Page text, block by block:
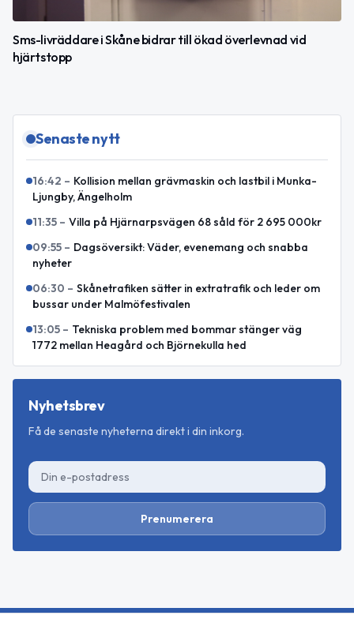
Sms-livräddare i Skåne bidrar till ökad överlevnad vid
hjärtstopp
Senaste nytt
16:42 – Kollision mellan grävmaskin och lastbil i Munka-
Ljungby, Ängelholm
11:35 – Villa på Hjärnarpsvägen 68 såld för 2 695 000kr
09:55 – Dagsöversikt: Väder, evenemang och snabba
nyheter
06:30 – Skånetrafiken sätter in extratrafik och leder om
bussar under Malmöfestivalen
13:05 – Tekniska problem med bommar stänger väg
1772 mellan Heagård och Björnekulla hed
Nyhetsbrev
Få de senaste nyheterna direkt i din inkorg.
Prenumerera